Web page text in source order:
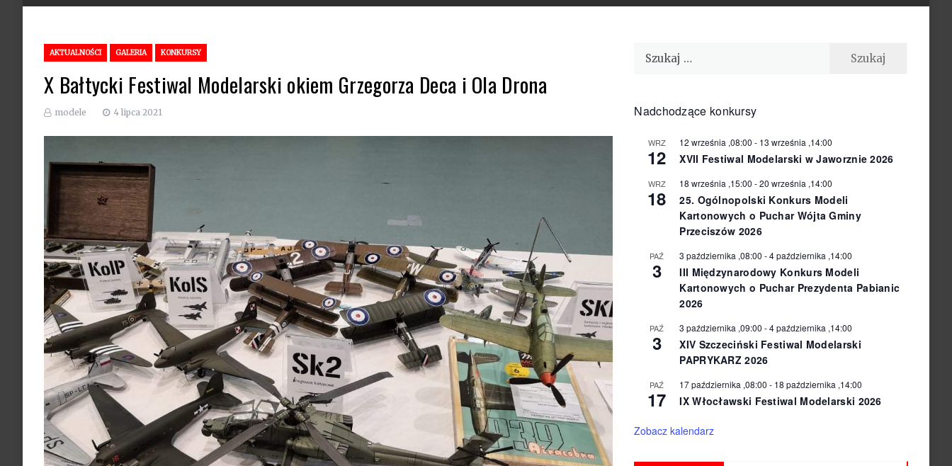
AKTUALNOŚCI GALERIA KONKURSY
X Bałtycki Festiwal Modelarski okiem Grzegorza Deca i Ola Drona
modele 4 lipca 2021
Szukaj:
Nadchodzące konkursy
WRZ
12
12 września ,08:00 - 13 września ,14:00
XVII Festiwal Modelarski w Jaworznie 2026
WRZ
18
18 września ,15:00 -20 września ,14:00
25. Ogólnopolski Konkurs Modeli
Kartonowych o Puchar Wójta Gminy
Przeciszów 2026
PAŹ
3
3 października ,08:00 -4 października ,14:00
III Międzynarodowy Konkurs Modeli
Kartonowych o Puchar Prezydenta Pabianic
2026
PAŹ
3
3 października ,09:00 -4 października ,14:00
XIV Szczeciński Festiwal Modelarski
PAPRYKARZ 2026
PAŹ
17
17 października ,08:00 - 18 października ,14:00
IX Włocławski Festiwal Modelarski 2026
Zobacz kalendarz